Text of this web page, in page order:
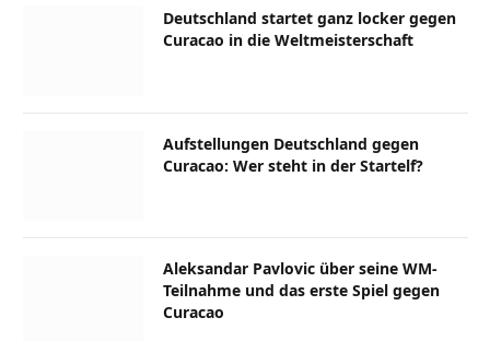
Deutschland startet ganz locker gegen
Curacao in die Weltmeisterschaft
Aufstellungen Deutschland gegen
Curacao: Wer steht in der Startelf?
Aleksandar Pavlovic über seine WM-
Teilnahme und das erste Spiel gegen
Curacao